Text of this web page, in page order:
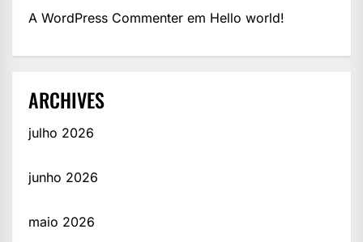
A WordPress Commenter em Hello world!
ARCHIVES
julho 2026
junho 2026
maio 2026